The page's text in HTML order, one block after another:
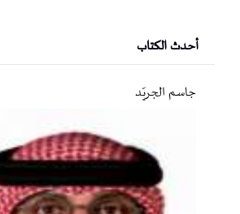
أحدث الكتاب
جاسم الجريّد